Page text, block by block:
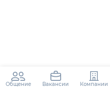
Общение Вакансии Компании